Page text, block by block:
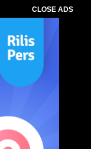
CLOSE ADS